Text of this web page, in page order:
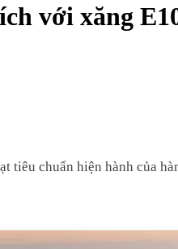
với xăng
chuẩn hiện hành của